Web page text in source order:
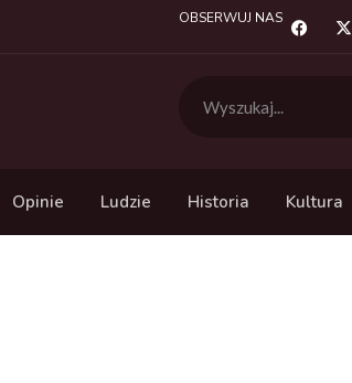
OBSERWUJ NAS
Opinie Ludzie Historia Kultura